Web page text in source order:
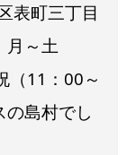
表町三丁目
月～土
（11：00～
の島村でし